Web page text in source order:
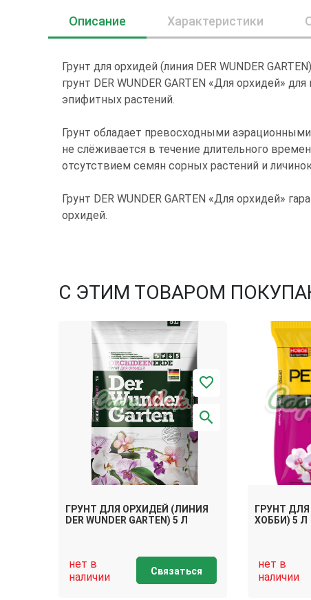
Описание Характеристики
Грунт для орхидей (линия DER WUNDER
грунт DER WUNDER GARTEN «Для орхидей»
эпифитных растений.
Грунт обладает превосходными
не слёживается в течение длительного
отсутствием семян сорных растений и
Грунт DER WUNDER GARTEN «Для орхидей»
орхидей.
С ЭТИМ ТОВАРОМ
ГРУНТ ДЛЯ ОРХИДЕЙ (ЛИНИЯ
DER WUNDER GARTEN) 5 Л
нет в
наличии
Связаться
ГРУНТ
ХОББИ) 5 Л
нет в
наличии